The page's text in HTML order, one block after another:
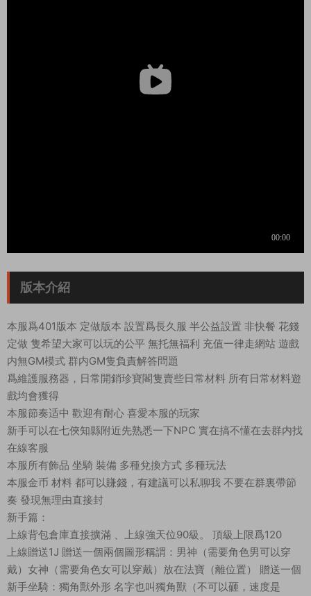
版本介紹
本服爲401版本 定做版本 設置爲長久服 半公益設置 非快餐 花錢
定做 隻希望大家可以玩的公平 無托無福利 充值一律走網站 遊戲
内無GM模式 群内GM隻負責解答問題
爲維護服務器，日常開銷珍寶閣隻賣些日常材料 所有日常材料遊
戲均會獲得
本服節奏适中 歡迎有耐心 喜愛本服的玩家
新手可以在七俠知縣附近先熟悉一下NPC 實在搞不懂在去群内找
在線客服
本服所有飾品 坐騎 裝備 多種兌換方式 多種玩法
本服金币 材料 都可以賺錢，有建議可以私聊我 不要在群裏帶節
奏 發現無理由直接封
新手篇：
上線背包倉庫直接擴滿 、上線強天位90級。 頂級上限爲120
上線贈送1J 贈送一個兩個圖形稱謂：男神（需要角色男可以穿
戴）女神（需要角色女可以穿戴）放在法寶（離位置） 贈送一個
新手坐騎：獨角獸外形 名字也叫獨角獸（不可以砸，速度是